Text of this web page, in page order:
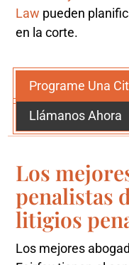
Law pueden
en la corte.
Programe Una
Llámanos Ahora
Los
penalistas
litigios
Los mejores